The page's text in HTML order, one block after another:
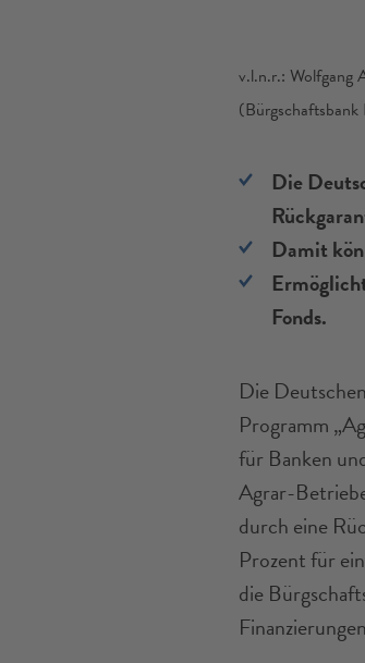
v.l.n.r.: Wolfgang
Die
Damit
Fonds.
Die
Programm
für Banken
Agrar-
durch eine
Prozent für
die